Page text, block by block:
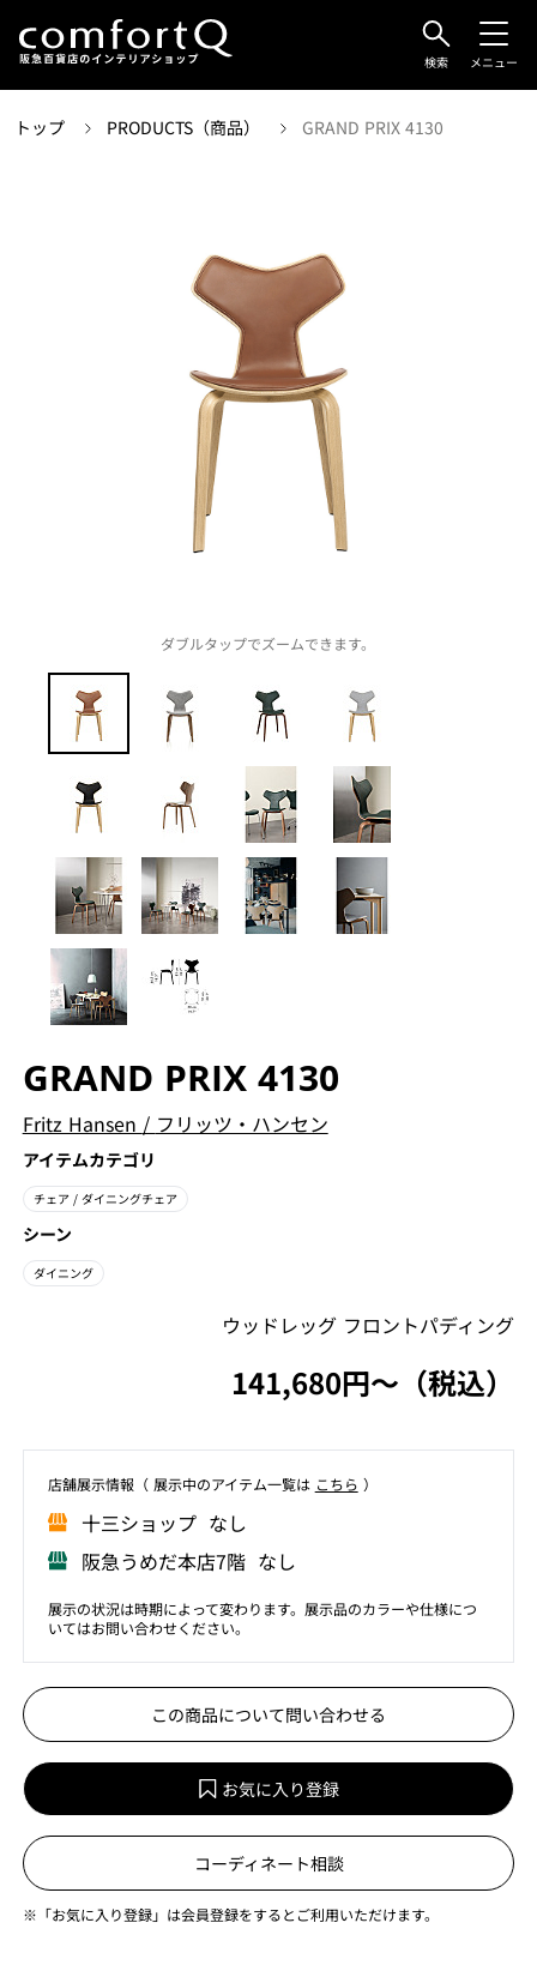
検索 メニュー
トップ PRODUCTS（商品） GRAND PRIX 4130
ダブルタップでズームできます。
GRAND PRIX 4130
Fritz Hansen / フリッツ・ハンセン
アイテムカテゴリ
チェア / ダイニングチェア
シーン
ダイニング
ウッドレッグ フロントパディング
141,680円〜（税込）
店舗展⽰情報（ 展⽰中のアイテム⼀覧は こちら ）
⼗三ショップ なし
阪急うめだ本店7階 なし
展示の状況は時期によって変わります。展示品のカラーや仕様につ
いてはお問い合わせください。
この商品について問い合わせる
お気に入り登録
コーディネート相談
※「お気に入り登録」は会員登録をするとご利用いただけます。